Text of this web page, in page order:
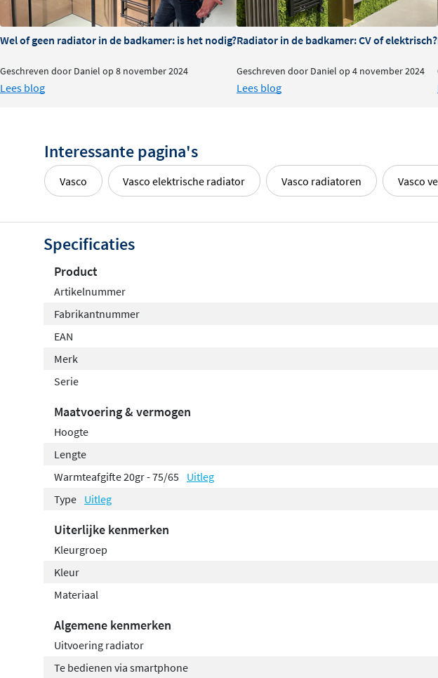
Wel of geen radiator in de badkamer: is het nodig?
Geschreven door Daniel op 8 november 2024
Lees blog
Radiator in de badkamer: CV of elektrisch?
Geschreven door Daniel op 4 november 2024
Lees blog
Interessante pagina's
Vasco Vasco elektrische radiator Vasco radiatoren Vasco
Specificaties
Product
Artikelnummer
Fabrikantnummer
EAN
Merk
Serie
Maatvoering & vermogen
Hoogte
Lengte
Warmteafgifte 20gr - 75/65 Uitleg
Type Uitleg
Uiterlijke kenmerken
Kleurgroep
Kleur
Materiaal
Algemene kenmerken
Uitvoering radiator
Te bedienen via smartphone